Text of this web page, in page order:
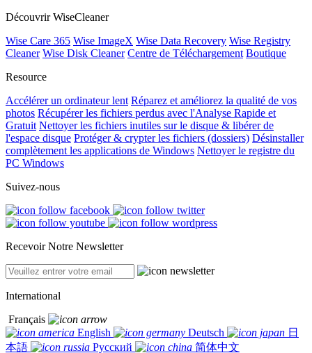
Découvrir WiseCleaner
Wise Care 365 Wise ImageX Wise Data Recovery Wise Registry
Cleaner Wise Disk Cleaner Centre de Téléchargement Boutique
Resource
Accélérer un ordinateur lent Réparez et améliorez la qualité de vos
photos Récupérer les fichiers perdus avec l'Analyse Rapide et
Gratuit Nettoyer les fichiers inutiles sur le disque & libérer de
l'espace disque Protéger & crypter les fichiers (dossiers) Désinstaller
complètement les applications de Windows Nettoyer le registre du
PC Windows
Suivez-nous
Recevoir Notre Newsletter
International
Français
English
Deutsch
日
本語
Русский 简体中文